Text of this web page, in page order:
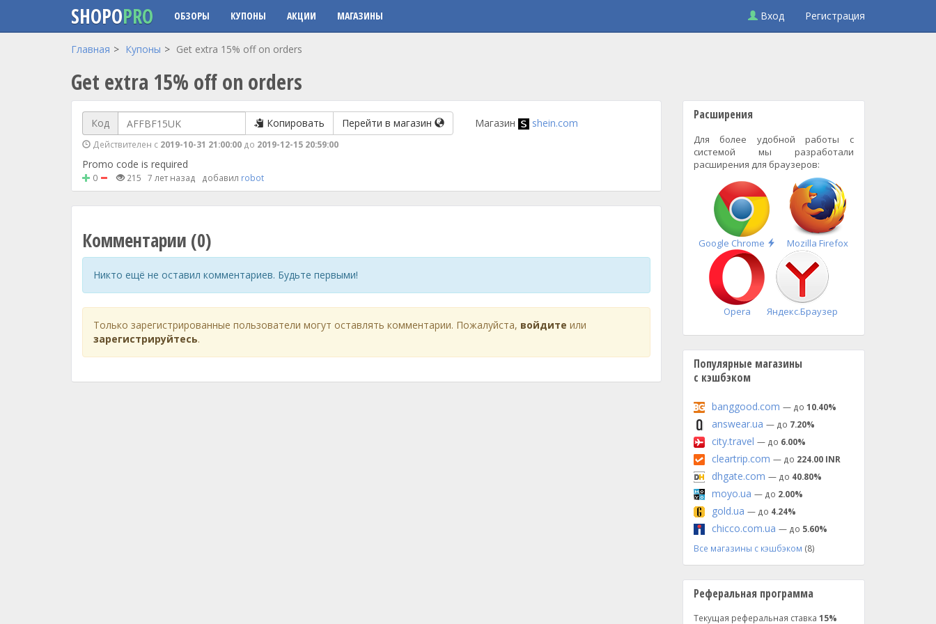
Перейти к основному содержанию
SHOPOPRO ОБЗОРЫ КУПОНЫ АКЦИИ МАГАЗИНЫ Вход Регистрация
Главная Купоны Get extra 15% off on orders
Get extra 15% off on orders
Код Копировать Перейти в магазин
Действителен с 2019-10-31 21:00:00 до 2019-12-15 20:59:00
Магазин shein.com
Promo code is required
0 215 7 лет назад добавил robot
Комментарии (0)
Никто ещё не оставил комментариев. Будьте первыми!
Только зарегистрированные пользователи могут оставлять комментарии. Пожалуйста, войдите или
зарегистрируйтесь.
Расширения
Для более удобной работы с
системой мы разработали
расширения для браузеров:
Google Chrome
Быстрая
установка
Mozilla Firefox
Opera Яндекс.Браузер
Популярные магазины
с кэшбэком
banggood.com — до 10.40%
answear.ua — до 7.20%
city.travel — до 6.00%
cleartrip.com — до 224.00 INR
dhgate.com — до 40.80%
moyo.ua — до 2.00%
gold.ua — до 4.24%
chicco.com.ua — до 5.60%
Все магазины с кэшбэком (8)
Реферальная программа
Текущая реферальная ставка 15%